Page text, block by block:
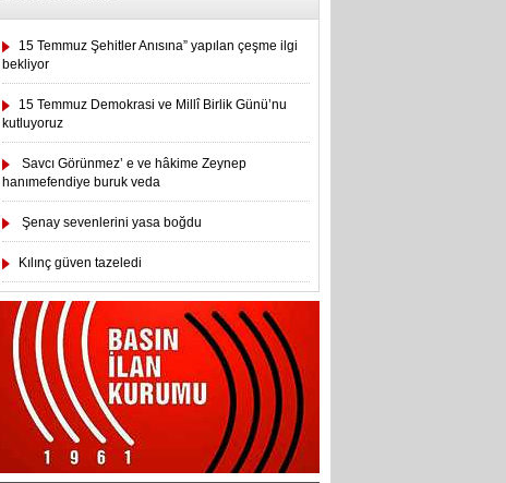
15 Temmuz Şehitler Anısına” yapılan çeşme ilgi
bekliyor
15 Temmuz Demokrasi ve Millî Birlik Günü’nu
kutluyoruz
Savcı Görünmez’ e ve hâkime Zeynep
hanımefendiye buruk veda
Şenay sevenlerini yasa boğdu
Kılınç güven tazeledi